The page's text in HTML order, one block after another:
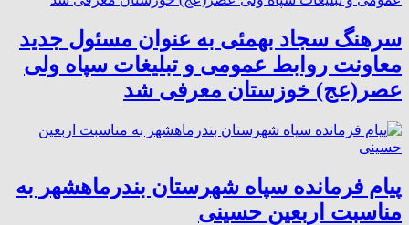
سرهنگ سجاد بهمئی به عنوان مسئول جدید
معاونت روابط عمومی و تبلیغات سپاه ولی
عصر(عج) خوزستان معرفی شد
پیام فرمانده سپاه شهرستان بندرماهشهر به
مناسبت اربعین حسینی